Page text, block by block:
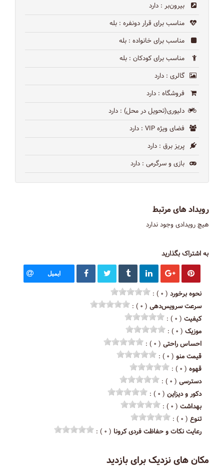
بیرون‌بر : دارد
مناسب برای قرار دونفره : بله
مناسب برای خانواده : بله
مناسب برای کودکان : بله
گالری : دارد
فروشگاه : دارد
دلیوری(تحویل در محل) : دارد
فضای ویژه VIP
: دارد
پریز برق : دارد
بازی و سرگرمی : دارد
رویداد های مرتبط
هیچ رویدادی وجود ندارد
به اشتراک بگذارید
ایمیل
نحوه برخورد ( ۰ ) :
سرعت سرویس‌دهی ( ۰ ) :
کیفیت ( ۰ ) :
موزیک ( ۰ ) :
احساس راحتی ( ۰ ) :
قیمت منو ( ۰ ) :
قهوه ( ۰ ) :
دسترسی ( ۰ ) :
دکور و دیزاین ( ۰ ) :
بهداشت ( ۰ ) :
تنوع ( ۰ ) :
رعایت نکات و حفاظت فردی کرونا ( ۰ ) :
مکان های نزدیک برای بازدید